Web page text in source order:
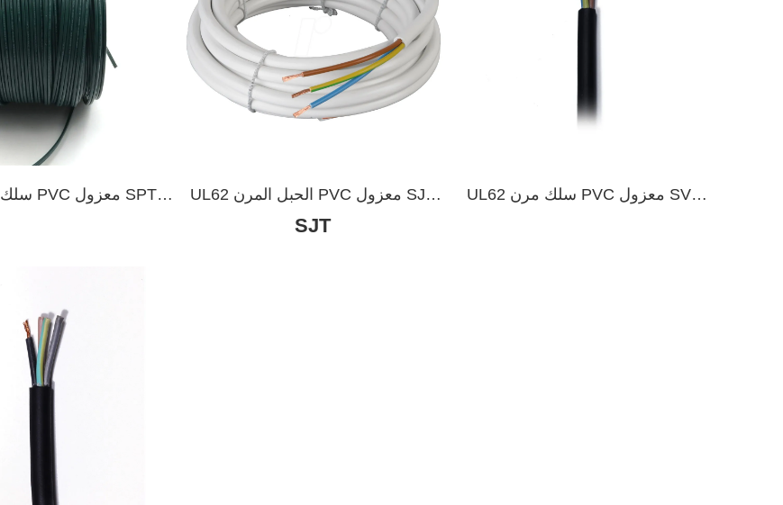
UL62 الحبل المرن PVC معزول SJT
SJT
UL62 سلك مرن PVC معزول SVT